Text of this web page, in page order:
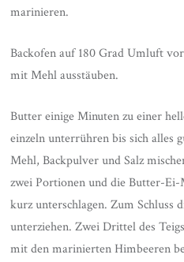
marinieren.
Backofen auf 180 Grad Umluft
mit Mehl ausstäuben.
Butter einige Minuten zu einer
einzeln unterrühren bis sich alles
Mehl, Backpulver und Salz
zwei Portionen und die Butter-
kurz unterschlagen. Zum Schluss
unterziehen. Zwei Drittel des
mit den marinierten Himbeeren